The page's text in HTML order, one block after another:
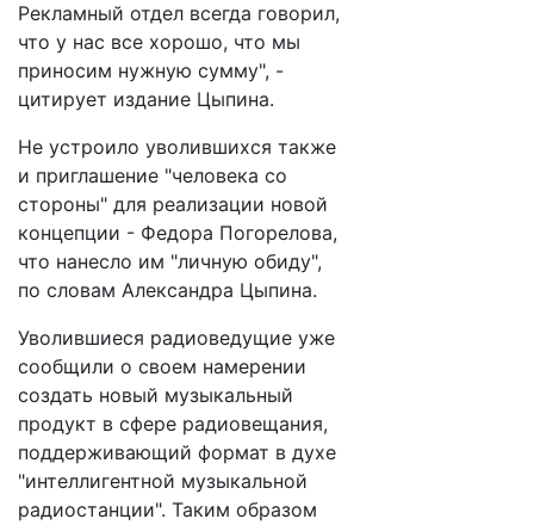
Рекламный отдел всегда говорил,
что у нас все хорошо, что мы
приносим нужную сумму", -
цитирует издание Цыпина.
Не устроило уволившихся также
и приглашение "человека со
стороны" для реализации новой
концепции - Федора Погорелова,
что нанесло им "личную обиду",
по словам Александра Цыпина.
Уволившиеся радиоведущие уже
сообщили о своем намерении
создать новый музыкальный
продукт в сфере радиовещания,
поддерживающий формат в духе
"интеллигентной музыкальной
радиостанции". Таким образом